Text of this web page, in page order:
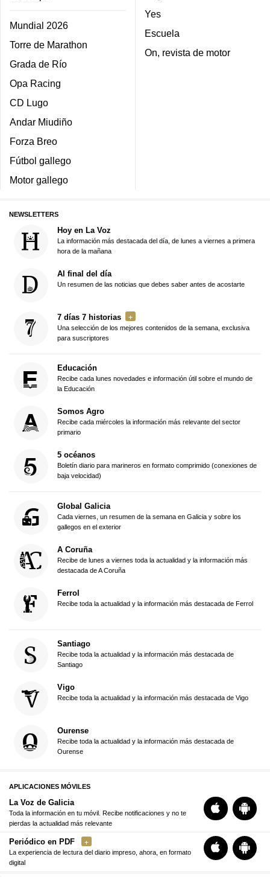
Mundial 2026
Torre de Marathon
Grada de Río
Opa Racing
CD Lugo
Andar Miudiño
Forza Breo
Fútbol gallego
Motor gallego
Yes
Escuela
On, revista de motor
NEWSLETTERS
Hoy en La Voz
La información más destacada del día, de lunes a viernes a primera
hora de la mañana
Al final del día
Un resumen de las noticias que debes saber antes de acostarte
7 días 7 historias
Una selección de los mejores contenidos de la semana, exclusiva
para suscriptores
Educación
Recibe cada lunes novedades e información útil sobre el mundo de
la Educación
Somos Agro
Recibe cada miércoles la información más relevante del sector
primario
5 océanos
Boletín diario para marineros en formato comprimido (conexiones de
baja velocidad)
Global Galicia
Cada viernes, un resumen de la semana en Galicia y sobre los
gallegos en el exterior
A Coruña
Recibe de lunes a viernes toda la actualidad y la información más
destacada de A Coruña
Ferrol
Recibe toda la actualidad y la información más destacada de Ferrol
Santiago
Recibe toda la actualidad y la información más destacada de
Santiago
Vigo
Recibe toda la actualidad y la información más destacada de Vigo
Ourense
Recibe toda la actualidad y la información más destacada de
Ourense
APLICACIONES MÓVILES
La Voz de Galicia
Toda la información en tu móvil. Recibe notificaciones y no te
pierdas la actualidad más relevante
Periódico en PDF
La experiencia de lectura del diario impreso, ahora, en formato
digital